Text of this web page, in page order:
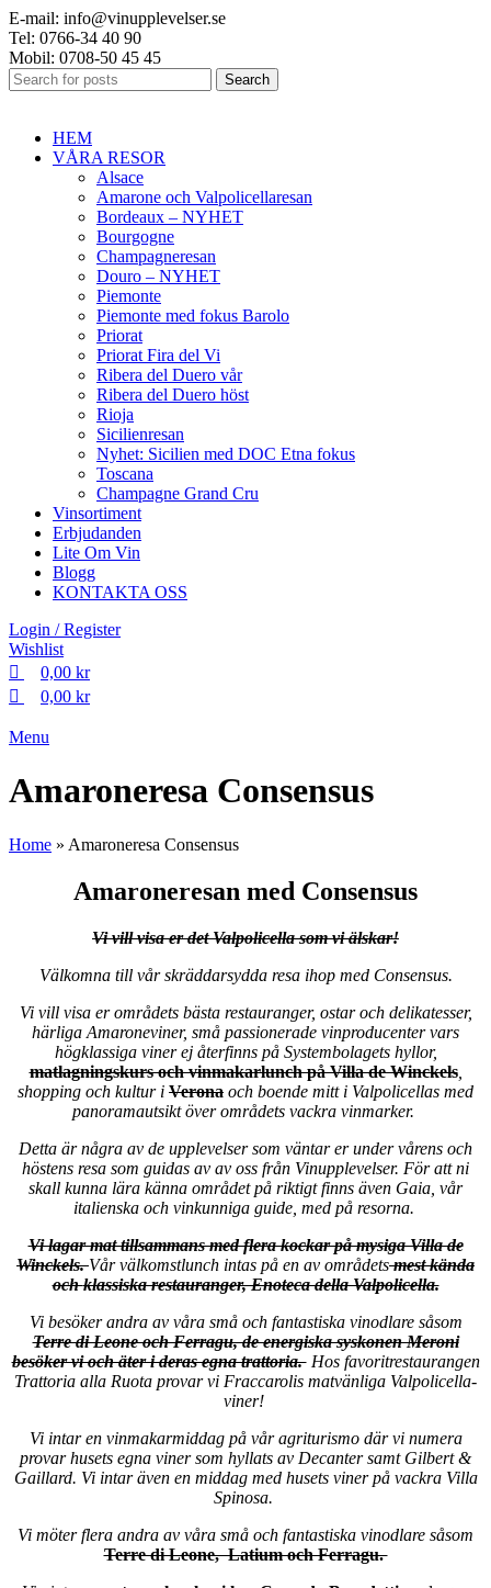
E-mail: info@vinupplevelser.se
Tel: 0766-34 40 90
Mobil: 0708-50 45 45
Search
HEM
VÅRA RESOR
Alsace
Amarone och Valpolicellaresan
Bordeaux – NYHET
Bourgogne
Champagneresan
Douro – NYHET
Piemonte
Piemonte med fokus Barolo
Priorat
Priorat Fira del Vi
Ribera del Duero vår
Ribera del Duero höst
Rioja
Sicilienresan
Nyhet: Sicilien med DOC Etna fokus
Toscana
Champagne Grand Cru
Vinsortiment
Erbjudanden
Lite Om Vin
Blogg
KONTAKTA OSS
Login / Register
Wishlist
0,00 kr
0,00 kr
Menu
Amaroneresa Consensus
Home » Amaroneresa Consensus
Amaroneresan med Consensus
Vi vill visa er det Valpolicella som vi älskar!
Välkomna till vår skräddarsydda resa ihop med Consensus.
Vi vill visa er områdets bästa restauranger, ostar och delikatesser,
härliga Amaroneviner, små passionerade vinproducenter vars
högklassiga viner ej återfinns på Systembolagets hyllor,
matlagningskurs och vinmakarlunch på Villa de Winckels,
shopping och kultur i Verona och boende mitt i Valpolicellas med
panoramautsikt över områdets vackra vinmarker.
Detta är några av de upplevelser som väntar er under vårens och
höstens resa som guidas av av oss från Vinupplevelser. För att ni
skall kunna lära känna området på riktigt finns även Gaia, vår
italienska och vinkunniga guide, med på resorna.
Vi lagar mat tillsammans med flera kockar på mysiga Villa de
Winckels.Vår välkomstlunch intas på en av områdetsmest kända
ochklassiska restauranger, Enoteca della Valpolicella.
Vi besöker andra av våra små och fantastiska vinodlare såsom
Terre di Leone och Ferragu, de energiska syskonen Meroni
besöker vi och äter i deras egna trattoria.Hos favoritrestaurangen
Trattoria alla Ruota provar vi Fraccarolis matvänliga Valpolicella-
viner!
Vi intar en vinmakarmiddag på vår agriturismo där vi numera
provar husets egna viner som hyllats av Decanter samt Gilbert &
Gaillard. Vi intar även en middag med husets viner på vackra Villa
Spinosa.
Vi möter flera andra av våra små och fantastiska vinodlare såsom
Terre di Leone, Latium och Ferragu.